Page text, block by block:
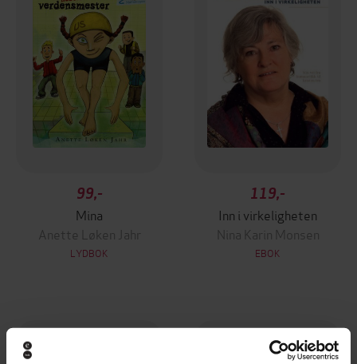
99,-
Mina
Anette Løken Jahr
LYDBOK
119,-
Inn i virkeligheten
Nina Karin Monsen
EBOK